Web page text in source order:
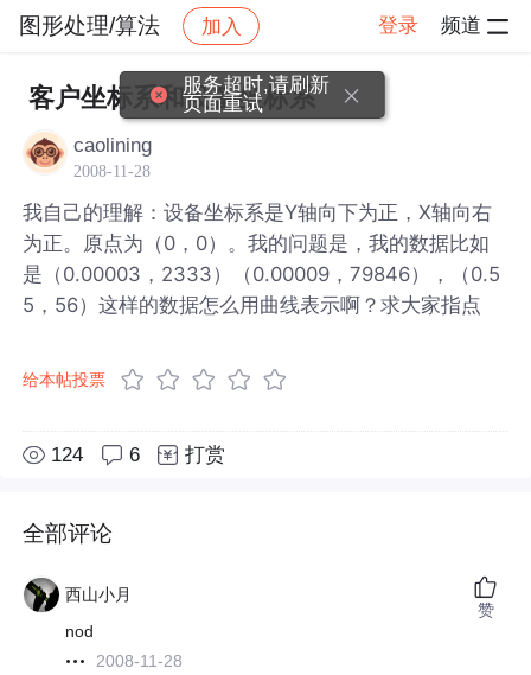
图形处理/算法 加入 登录 频道
社区 图形处理/算法 帖子详情
客户坐标系和设备坐标系
caolining
2008-11-28
我自己的理解：设备坐标系是Y轴向下为正，X轴向右
为正。原点为（0，0）。我的问题是，我的数据比如
是（0.00003，2333）（0.00009，79846），（0.5
5，56）这样的数据怎么用曲线表示啊？求大家指点
给本帖投票
124 6 打赏
全部评论
西山小月
nod
2008-11-28
赞
服务超时,请刷新
页面重试